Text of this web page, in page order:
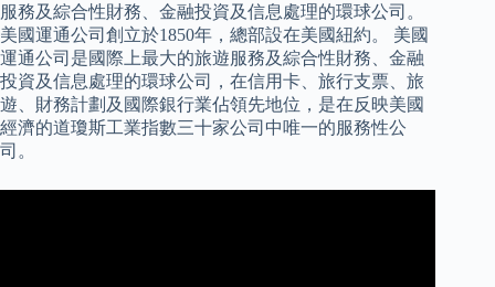
服務及綜合性財務、金融投資及信息處理的環球公司。
美國運通公司創立於1850年，總部設在美國紐約。 美國
運通公司是國際上最大的旅遊服務及綜合性財務、金融
投資及信息處理的環球公司，在信用卡、旅行支票、旅
遊、財務計劃及國際銀行業佔領先地位，是在反映美國
經濟的道瓊斯工業指數三十家公司中唯一的服務性公
司。